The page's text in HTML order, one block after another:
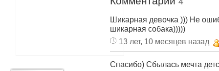
Шикарная девочка ))) Не
шикарная собака)))))
13 лет, 10 месяцев назад
Спасибо) Сбылась мечта